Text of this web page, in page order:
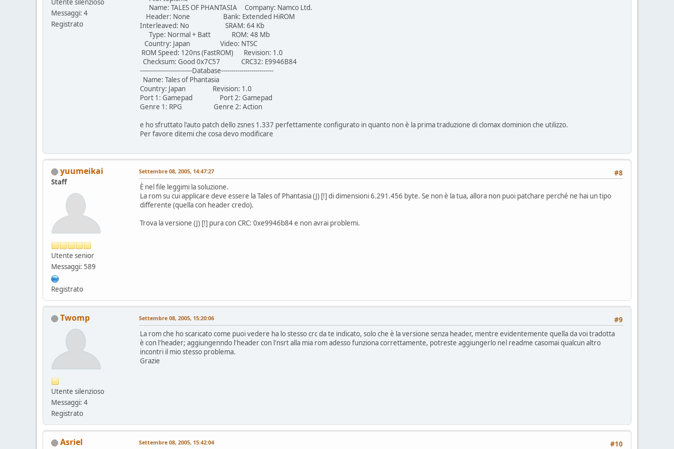
Utente silenzioso
Messaggi: 4
Registrato
Name: TALES OF PHANTASIA Company: Namco Ltd.
Header: None Bank: Extended HiROM
Interleaved: No SRAM: 64 Kb
Type: Normal + Batt ROM: 48 Mb
Country: Japan Video: NTSC
ROM Speed: 120ns (FastROM) Revision: 1.0
Checksum: Good 0x7C57 CRC32: E9946B84
--------------------------Database--------------------------
Name: Tales of Phantasia
Country: Japan Revision: 1.0
Port 1: Gamepad Port 2: Gamepad
Genre 1: RPG Genre 2: Action
e ho sfruttato l'auto patch dello zsnes 1.337 perfettamente configurato in quanto non è la prima traduzione di clomax dominion che utilizzo.
Per favore ditemi che cosa devo modificare
yuumeikai
Staff
Utente senior
Messaggi: 589
Registrato
#8
Settembre 08, 2005, 14:47:27
È nel file leggimi la soluzione.
La rom su cui applicare deve essere la Tales of Phantasia (J) [!] di dimensioni 6.291.456 byte. Se non è la tua, allora non puoi patchare perché ne hai un tipo
differente (quella con header credo).
Trova la versione (J) [!] pura con CRC: 0xe9946b84 e non avrai problemi.
Twomp
Utente silenzioso
Messaggi: 4
Registrato
#9
Settembre 08, 2005, 15:20:06
La rom che ho scaricato come puoi vedere ha lo stesso crc da te indicato, solo che è la versione senza header, mentre evidentemente quella da voi tradotta
è con l'header; aggiungenndo l'header con l'nsrt alla mia rom adesso funziona correttamente, potreste aggiungerlo nel readme casomai qualcun altro
incontri il mio stesso problema.
Grazie
Asriel #10
Settembre 08, 2005, 15:42:04